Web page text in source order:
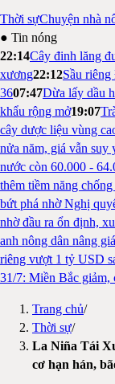
Thời sựChuyện nhà
● Tin nóng
22:14Cây đinh lăng
xương22:12Sầu
3607:47Dừa lấy dầu
khẩu rộng mở19:07
cây dược liệu vùng
nửa năm, giá vẫn suy
nước còn 60.000 -
thêm tiềm năng
bứt phá nhờ Nghị
nhờ đầu ra ổn định,
anh nông dân nâng
riêng vượt 1 tỷ USD
31/7: Miền Bắc giảm,
Trang chủ/
Thời sự/
La Niña Tái
cơ hạn hán,